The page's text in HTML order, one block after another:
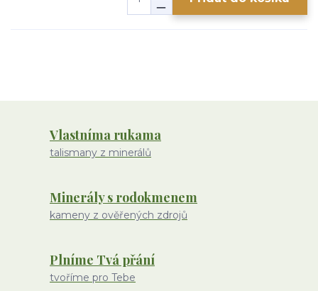
Vlastníma rukama
talismany z minerálů
Minerály s rodokmenem
kameny z ověřených zdrojů
Plníme Tvá přání
tvoříme pro Tebe